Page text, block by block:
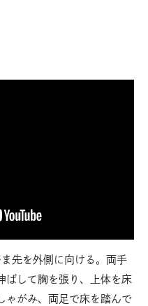
先を外側に向ける。両手
ばして胸を張り、上体を床
ゃがみ、両足で床を踏んで